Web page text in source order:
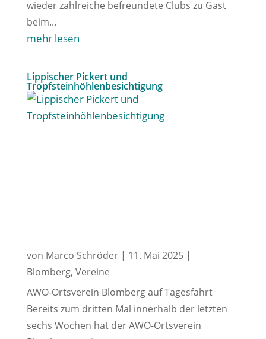
wieder zahlreiche befreundete Clubs zu Gast
beim...
mehr lesen
Lippischer Pickert und
Tropfsteinhöhlenbesichtigung
von Marco Schröder| 11. Mai 2025|
Blomberg, Vereine
AWO-Ortsverein Blomberg auf Tagesfahrt
Bereits zum dritten Mal innerhalb der letzten
sechs Wochen hat der AWO-Ortsverein